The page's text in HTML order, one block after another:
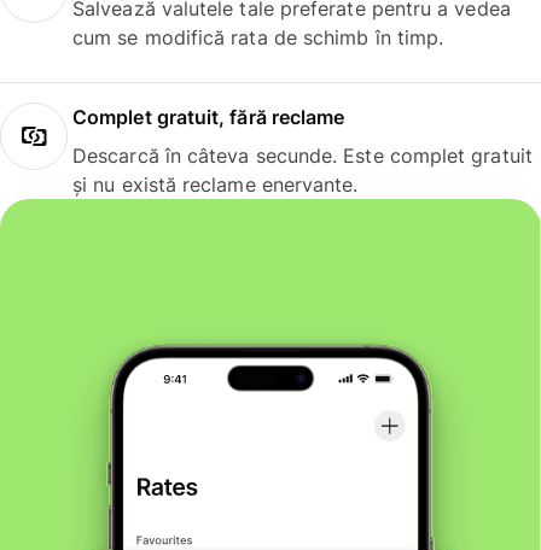
Salvează valutele tale preferate pentru a vedea
cum se modifică rata de schimb în timp.
Complet gratuit, fără reclame
Descarcă în câteva secunde. Este complet gratuit
și nu există reclame enervante.